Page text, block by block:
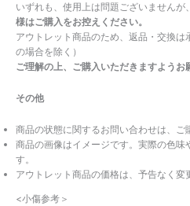
いずれも、使用上は問題ございませんが、
様はご購入をお控えください。
アウトレット商品のため、返品・交換
の場合を除く）
ご理解の上、ご購入いただきますようお
その他
商品の状態に関するお問い合わせは、ご
商品の画像はイメージです。実際の色味
す。
アウトレット商品の価格は、予告なく変
<小傷参考＞